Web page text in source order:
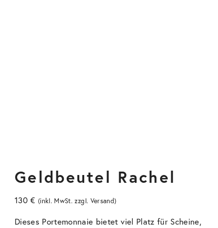
Geldbeutel Rachel
130€ (inkl. MwSt. zzgl. Versand)
Dieses Portemonnaie bietet viel Platz für Scheine,